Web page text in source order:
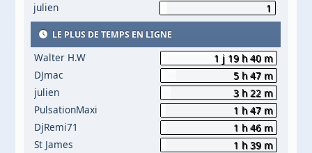
julien 1
LE PLUS DE TEMPS EN LIGNE
Walter H.W
1 j 19 h 40 m
DJmac
5 h 47 m
julien
3 h 22 m
PulsationMaxi
1 h 47 m
DjRemi71
1 h 46 m
St James
1 h 39 m